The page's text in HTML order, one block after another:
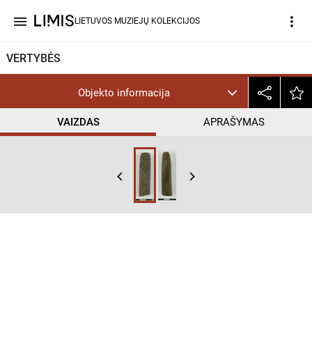
menu LIETUVOS MUZIEJŲ KOLEKCIJOS more_vert
VERTYBĖS
Objekto informacija
VAIZDAS APRAŠYMAS
keyboard_arrow_left keyboard_arrow_right